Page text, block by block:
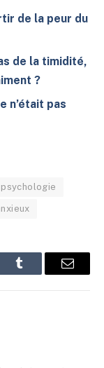
de la peur du
de la timidité,
?
n’était pas
psychologie
Tumblr
E-